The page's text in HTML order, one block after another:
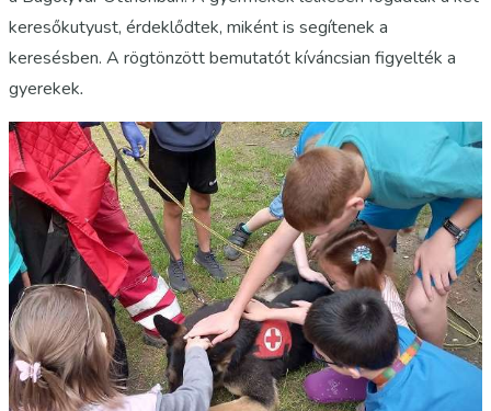
keresőkutyust, érdeklődtek, miként is segítenek a
keresésben. A rögtönzött bemutatót kíváncsian figyelték a
gyerekek.